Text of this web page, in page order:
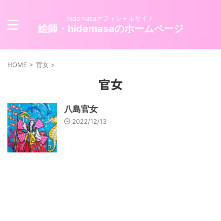
hidemasaオフィシャルサイト
絵師・hidemasaのホームページ
HOME > 官女 >
官女
八島官女
2022/12/13